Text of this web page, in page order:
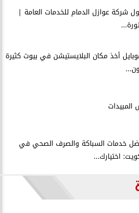
شركة عوازل الدمام للخدمات العامة |
أخذ مكان البلايستيشن في بيوت كثيرة
خدمات السباكة والصرف الصحي في
اختيارك...